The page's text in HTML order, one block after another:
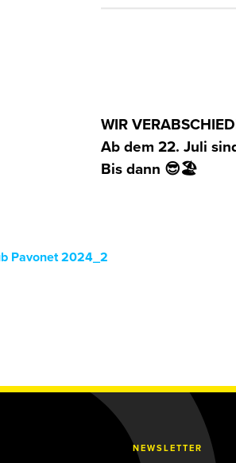
WIR
Ab dem 22. Juli
Bis dann 😎🏖
NEWSLETTER